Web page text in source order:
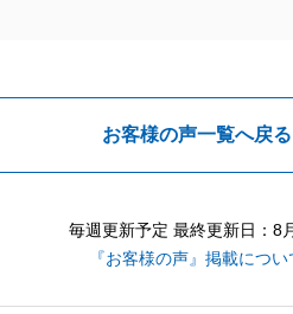
お客様の声一覧へ戻る
毎週更新予定 最終更新日：8
『お客様の声』掲載につい